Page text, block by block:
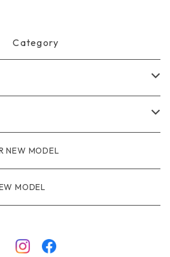
Category
NEW MODEL
MODEL